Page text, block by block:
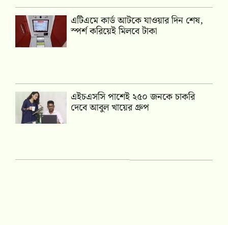
এটিএমে কার্ড আটকে যাওয়ার দিন শেষ,
স্পর্শ করিয়েই মিলবে টাকা
এইচএসসি পাশেই ২৫০ জনকে চাকরি
দেবে আবুল খায়ের গ্রুপ